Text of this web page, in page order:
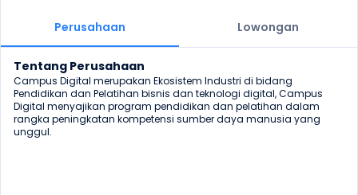
Perusahaan Lowongan
Tentang Perusahaan
Campus Digital merupakan Ekosistem Industri di bidang
Pendidikan dan Pelatihan bisnis dan teknologi digital, Campus
Digital menyajikan program pendidikan dan pelatihan dalam
rangka peningkatan kompetensi sumber daya manusia yang
unggul.